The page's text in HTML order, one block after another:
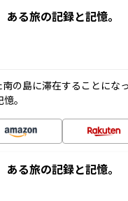
ある旅の記録と記憶
の島に滞在することにな
。
ある旅の記録と記憶